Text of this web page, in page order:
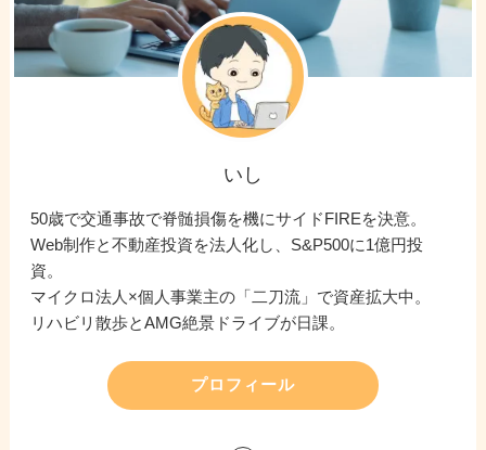
いし
50歳で交通事故で脊髄損傷を機にサイドFIREを決意。
Web制作と不動産投資を法人化し、S&P500に1億円投
資。
マイクロ法人×個人事業主の「二刀流」で資産拡大中。
リハビリ散歩とAMG絶景ドライブが日課。
プロフィール